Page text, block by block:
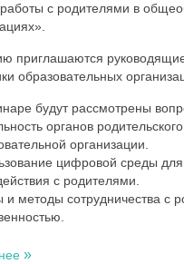
с родителями в
приглашаются
образовательных
будут рассмотрены
органов
организации.
цифровой среды для
с родителями.
методы сотрудничества с